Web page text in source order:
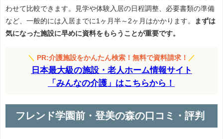
わせて比較できます。見学や体験入居の日程調整、必要書類の準備
など、一般的には入居までに1ヶ月半～2ヶ月はかかります。
まずは
気になった施設に早めに資料をもらうことが重要です。
＼ PR:介護施設をかんたん検索！無料で資料請求！ ／
日本最大級の施設・老人ホーム情報サイト
「みんなの介護」はこちらから！
フレンド学園前・登美の森の口コミ・評判